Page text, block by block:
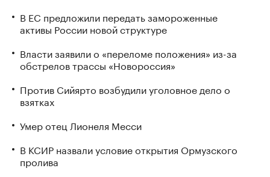
В ЕС предложили передать замороженные
активы России новой структуре
Власти заявили о «переломе положения» из-за
обстрелов трассы «Новороссия»
Против Сийярто возбудили уголовное дело о
взятках
Умер отец Лионеля Месси
В КСИР назвали условие открытия Ормузского
пролива